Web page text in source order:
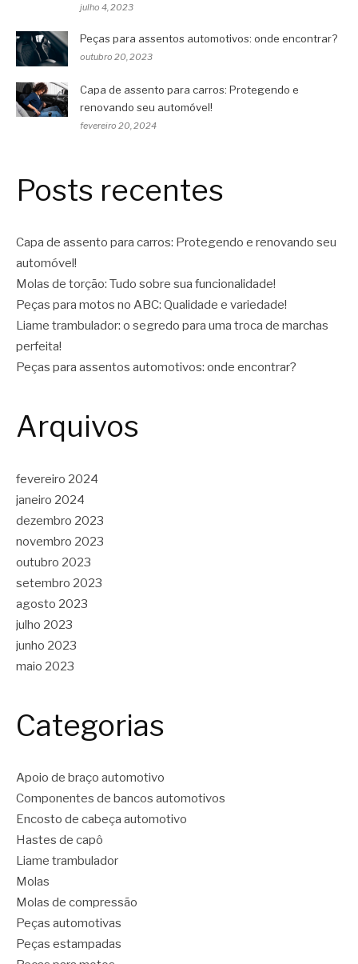
julho 4, 2023
Peças para assentos automotivos: onde encontrar?
outubro 20, 2023
Capa de assento para carros: Protegendo e
renovando seu automóvel!
fevereiro 20, 2024
Posts recentes
Capa de assento para carros: Protegendo e renovando seu
automóvel!
Molas de torção: Tudo sobre sua funcionalidade!
Peças para motos no ABC: Qualidade e variedade!
Liame trambulador: o segredo para uma troca de marchas
perfeita!
Peças para assentos automotivos: onde encontrar?
Arquivos
fevereiro 2024
janeiro 2024
dezembro 2023
novembro 2023
outubro 2023
setembro 2023
agosto 2023
julho 2023
junho 2023
maio 2023
Categorias
Apoio de braço automotivo
Componentes de bancos automotivos
Encosto de cabeça automotivo
Hastes de capô
Liame trambulador
Molas
Molas de compressão
Peças automotivas
Peças estampadas